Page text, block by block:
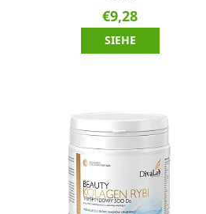
€9,28
SIEHE